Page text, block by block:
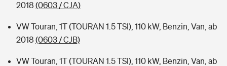
2018 (0603 / CJA)
VW Touran, 1T (TOURAN 1.5 TSI), 110 kW, Benzin, Van, ab
2018 (0603 / CJB)
VW Touran, 1T (TOURAN 1.5 TSI), 110 kW, Benzin, Van, ab